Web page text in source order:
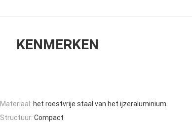
KENMERKEN
Materiaal: het roestvrije staal van het ijzeraluminium
Structuur: Compact